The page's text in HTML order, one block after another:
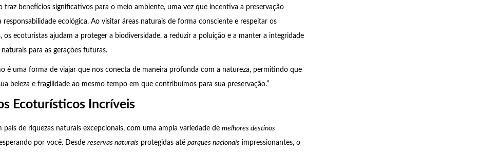
traz benefícios significativos para o meio ambiente, uma vez que incentiva a preservação
responsabilidade ecológica. Ao visitar áreas naturais de forma consciente e respeitar os
os ecoturistas ajudam a proteger a biodiversidade, a reduzir a poluição e a manter a integridade
para as gerações futuras.
é uma forma de viajar que nos conecta de maneira profunda com a natureza, permitindo que
beleza e fragilidade ao mesmo tempo em que contribuímos para sua preservação.”
Ecoturísticos Incríveis
país de riquezas naturais excepcionais, com uma ampla variedade demelhores destinos
por você. Desdereservas naturais protegidas atéparques nacionais impressionantes, o